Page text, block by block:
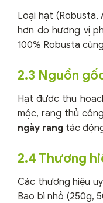
Loại hạt (Robusta,
hơn do hương vị
100% Robusta
2.3 Nguồn
Hạt được thu
mộc, rang thủ
ngày rang tác
2.4 Thương
Các thương hiệu
Bao bì nhỏ (250g,